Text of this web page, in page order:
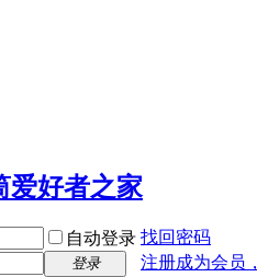
自动登录 找回密码
登录 注册成为会员